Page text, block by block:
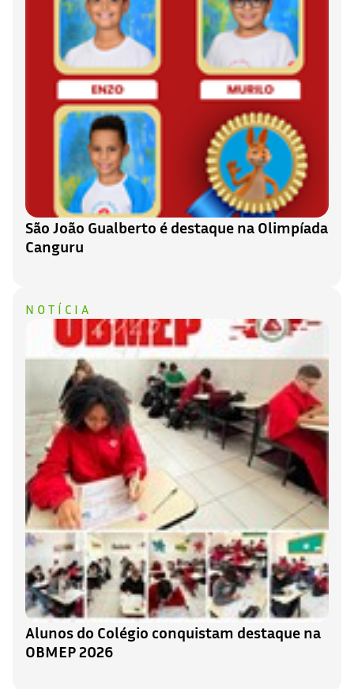
São João Gualberto é destaque na Olimpíada
Canguru
NOTÍCIA
Alunos do Colégio conquistam destaque na
OBMEP 2026